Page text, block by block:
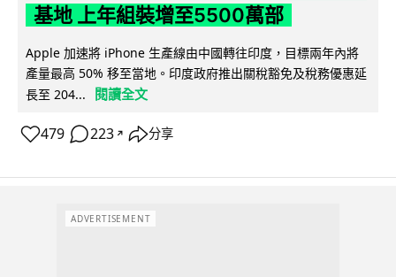
基地 上年組裝增至5500萬部
Apple 加速將 iPhone 生產線由中國轉往印度，目標兩年內將
產量最高 50% 移至當地。印度政府推出關稅豁免及稅務優惠延
長至 204...
閱讀全文
479 223 ↗ 分享
ADVERTISEMENT